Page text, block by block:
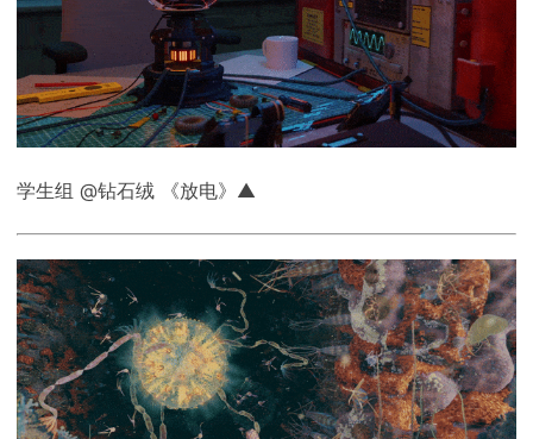
学生组 @钻石绒 《放电》▲